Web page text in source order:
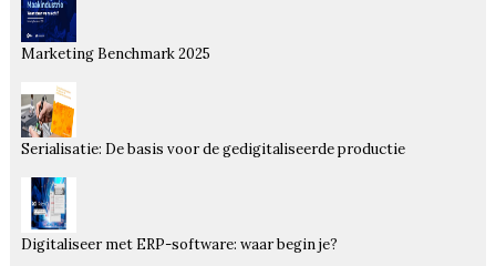
Marketing Benchmark 2025
Serialisatie: De basis voor de gedigitaliseerde productie
Digitaliseer met ERP-software: waar begin je?